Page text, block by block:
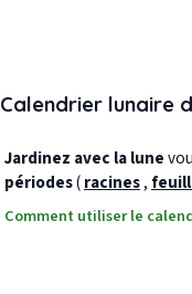
Calendrier lunaire
Jardinez avec la lune
périodes(racines,
Comment utiliser le